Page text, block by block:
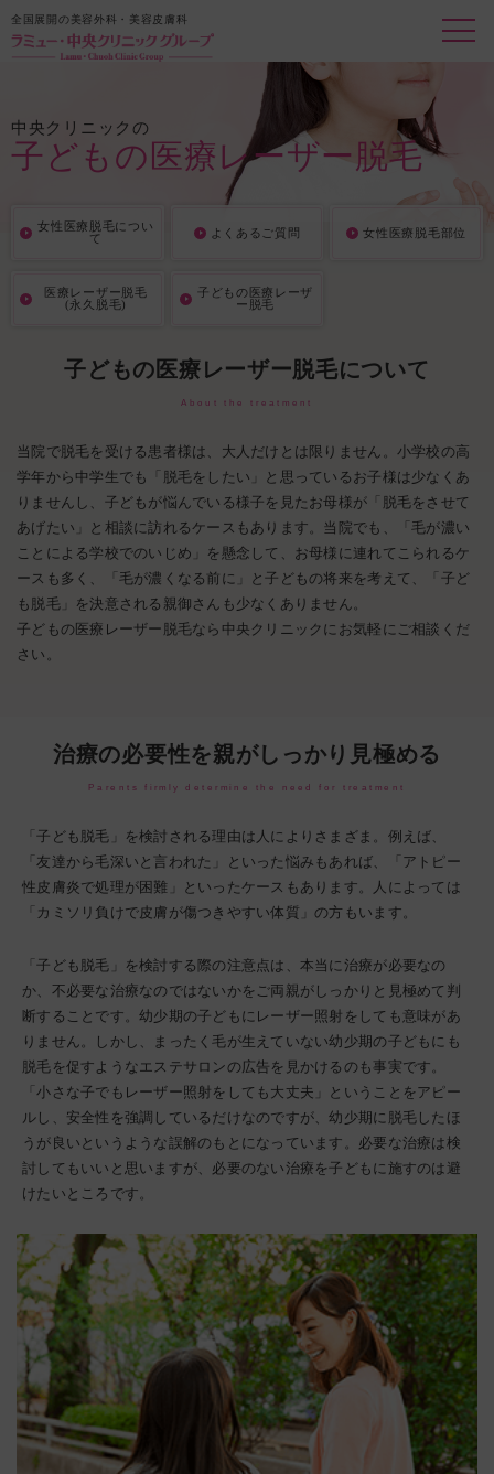
全国展開の美容外科・美容皮膚科
中央クリニックの
子どもの医療レーザー脱毛
女性医療脱毛につい
て
よくあるご質問 女性医療脱毛部位
医療レーザー脱毛
(永久脱毛)
子どもの医療レーザ
ー脱毛
子どもの医療レーザー脱毛について
About the treatment
当院で脱毛を受ける患者様は、大人だけとは限りません。小学校の高
学年から中学生でも「脱毛をしたい」と思っているお子様は少なくあ
りませんし、子どもが悩んでいる様子を見たお母様が「脱毛をさせて
あげたい」と相談に訪れるケースもあります。当院でも、「毛が濃い
ことによる学校でのいじめ」を懸念して、お母様に連れてこられるケ
ースも多く、「毛が濃くなる前に」と子どもの将来を考えて、「子ど
も脱毛」を決意される親御さんも少なくありません。
子どもの医療レーザー脱毛なら中央クリニックにお気軽にご相談くだ
さい。
治療の必要性を親がしっかり見極める
Parents firmly determine the need for treatment
「子ども脱毛」を検討される理由は人によりさまざま。例えば、
「友達から毛深いと言われた」といった悩みもあれば、「アトピー
性皮膚炎で処理が困難」といったケースもあります。人によっては
「カミソリ負けで皮膚が傷つきやすい体質」の方もいます。
「子ども脱毛」を検討する際の注意点は、本当に治療が必要なの
か、不必要な治療なのではないかをご両親がしっかりと見極めて判
断することです。幼少期の子どもにレーザー照射をしても意味があ
りません。しかし、まったく毛が生えていない幼少期の子どもにも
脱毛を促すようなエステサロンの広告を見かけるのも事実です。
「小さな子でもレーザー照射をしても大丈夫」ということをアピー
ルし、安全性を強調しているだけなのですが、幼少期に脱毛したほ
うが良いというような誤解のもとになっています。必要な治療は検
討してもいいと思いますが、必要のない治療を子どもに施すのは避
けたいところです。